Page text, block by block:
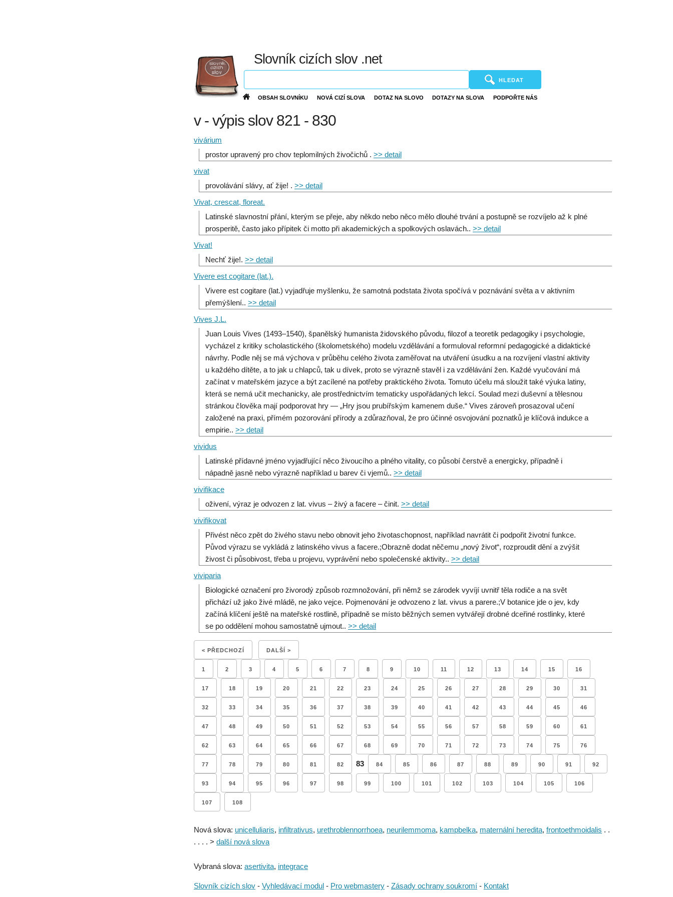
Slovník cizích slov .net
HLEDAT
OBSAH SLOVNÍKU NOVÁ CIZÍ SLOVA DOTAZ NA SLOVO DOTAZY NA SLOVA PODPOŘTE NÁS
v - výpis slov 821 - 830
vivárium
prostor upravený pro chov teplomilných živočichů . >> detail
vivat
provolávání slávy, ať žije! . >> detail
Vivat, crescat, floreat.
Latinské slavnostní přání, kterým se přeje, aby někdo nebo něco mělo dlouhé trvání a postupně se rozvíjelo až k plné
prosperitě, často jako přípitek či motto při akademických a spolkových oslavách.. >> detail
Vivat!
Nechť žije!. >> detail
Vivere est cogitare (lat.).
Vivere est cogitare (lat.) vyjadřuje myšlenku, že samotná podstata života spočívá v poznávání světa a v aktivním
přemýšlení.. >> detail
Vives J.L.
Juan Louis Vives (1493–1540), španělský humanista židovského původu, filozof a teoretik pedagogiky i psychologie,
vycházel z kritiky scholastického (školometského) modelu vzdělávání a formuloval reformní pedagogické a didaktické
návrhy. Podle něj se má výchova v průběhu celého života zaměřovat na utváření úsudku a na rozvíjení vlastní aktivity
u každého dítěte, a to jak u chlapců, tak u dívek, proto se výrazně stavěl i za vzdělávání žen. Každé vyučování má
začínat v mateřském jazyce a být zacílené na potřeby praktického života. Tomuto účelu má sloužit také výuka latiny,
která se nemá učit mechanicky, ale prostřednictvím tematicky uspořádaných lekcí. Soulad mezi duševní a tělesnou
stránkou člověka mají podporovat hry — „Hry jsou prubířským kamenem duše.“ Vives zároveň prosazoval učení
založené na praxi, přímém pozorování přírody a zdůrazňoval, že pro účinné osvojování poznatků je klíčová indukce a
empirie.. >> detail
vividus
Latinské přídavné jméno vyjadřující něco živoucího a plného vitality, co působí čerstvě a energicky, případně i
nápadně jasně nebo výrazně například u barev či vjemů.. >> detail
vivifikace
oživení, výraz je odvozen z lat. vivus – živý a facere – činit. >> detail
vivifikovat
Přivést něco zpět do živého stavu nebo obnovit jeho životaschopnost, například navrátit či podpořit životní funkce.
Původ výrazu se vykládá z latinského vivus a facere.;Obrazně dodat něčemu „nový život“, rozproudit dění a zvýšit
živost či působivost, třeba u projevu, vyprávění nebo společenské aktivity.. >> detail
viviparia
Biologické označení pro živorodý způsob rozmnožování, při němž se zárodek vyvíjí uvnitř těla rodiče a na svět
přichází už jako živé mládě, ne jako vejce. Pojmenování je odvozeno z lat. vivus a parere.;V botanice jde o jev, kdy
začíná klíčení ještě na mateřské rostlině, případně se místo běžných semen vytvářejí drobné dceřiné rostlinky, které
se po oddělení mohou samostatně ujmout.. >> detail
< PŘEDCHOZÍ DALŠÍ >
1 2 3 4 5 6 7 8 9 10 11 12 13 14 15 16
17 18 19 20 21 22 23 24 25 26 27 28 29 30 31
32 33 34 35 36 37 38 39 40 41 42 43 44 45 46
47 48 49 50 51 52 53 54 55 56 57 58 59 60 61
62 63 64 65 66 67 68 69 70 71 72 73 74 75 76
77 78 79 80 81 82 83 84 85 86 87 88 89 90 91 92
93 94 95 96 97 98 99 100 101 102 103 104 105 106
107 108
Nová slova: unicelluliaris, infiltrativus, urethroblennorrhoea, neurilemmoma, kampbelka, maternální heredita, frontoethmoidalis . .
. . . . > další nová slova
Vybraná slova: asertivita, integrace
Slovník cizích slov - Vyhledávací modul - Pro webmastery - Zásady ochrany soukromí - Kontakt